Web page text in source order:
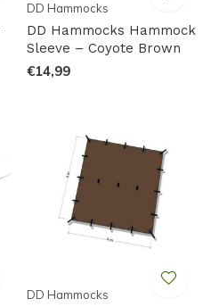
DD Hammocks
DD Hammocks Hammock
Sleeve – Coyote Brown
€14,99
DD Hammocks